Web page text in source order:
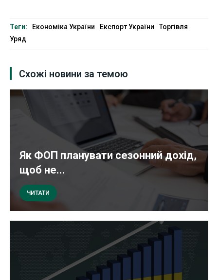
Теги: Економіка України Експорт України
Торгівля
Уряд
Схожі новини за темою
Як ФОП планувати сезонний дохід,
щоб не...
ЧИТАТИ